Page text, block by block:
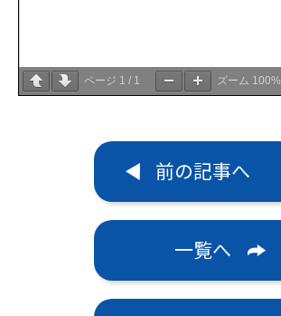
ページ 1 / 1 ズーム 100%
前の記事へ
一覧へ